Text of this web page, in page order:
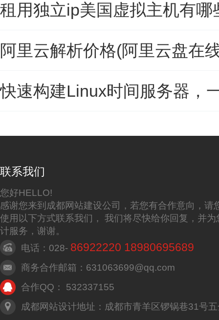
租用独立ip美国虚拟主机有哪
阿里云解析价格(阿里云盘在
快速构建Linux时间服务器，
联系我们
您好HELLO!
感谢您来到成都网站建设公司，若您有合作意向，请
使用以下方式联系我们， 我们将尽快给你回复，并
计服务，谢谢。
电话：028- 86922220 18980695689
商务合作邮箱：631063699@qq.com
合作QQ： 532337155
成都网站设计地址：成都市青羊区锣锅巷31号